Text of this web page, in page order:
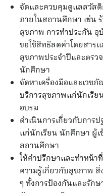
จัดและควบคุมดูแลสวัสดิ
ภายในสถานศึกษา เช่น
สุขภาพ การทำประกัน
ขอใช้สิทธิลดค่าโดยสาร
สุขภาพประจำปีและตรว
นักศึกษา
จัดหาเครื่องมือและเวช
บริการสุขภาพแก่นักเรี
อบรม
ดำเนินการเกี่ยวกับการ
แก่นักเรียน นักศึกษา ผู้เ
สถานศึกษา
ให้คำปรึกษาและทำหน้า
ความรู้เกี่ยวกับสุขภาพ
ๆ ทั้งการป้องกันและรักษ